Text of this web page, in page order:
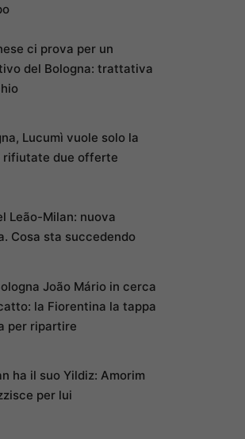
ci prova per un
del Bologna: trattativa
Lucumì vuole solo la
rifiutate due offerte
Leão-Milan: nuova
Cosa sta succedendo
João Mário in cerca
la Fiorentina la tappa
per ripartire
ha il suo Yildiz: Amorim
per lui